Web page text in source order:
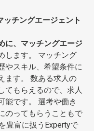
チングエージェント
に、マッチングエージ
します。 マッチング
やスキル、希望条件に
ます。 数ある求人の
てもらえるので、求人
能です。 選考や働き
のってもらうこともで
豊富に扱うExpertyで